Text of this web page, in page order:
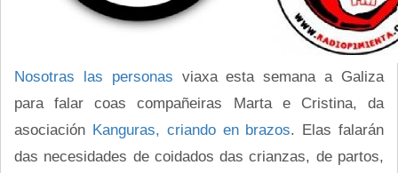
Nosotras las personas viaxa esta semana a Galiza
para falar coas compañeiras Marta e Cristina, da
asociación Kanguras, criando en brazos. Elas falarán
das necesidades de coidados das crianzas, de partos,